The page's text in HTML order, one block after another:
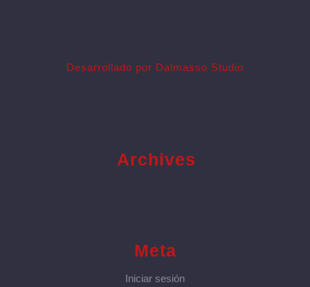
Desarrollado por Dalmasso Studio
Archives
Meta
Iniciar sesión